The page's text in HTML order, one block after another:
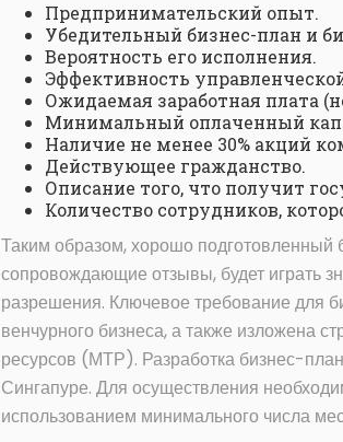
Предпринимательский опыт.
Убедительный бизнес-план и
Вероятность его исполнения.
Эффективность
Ожидаемая заработная плата
Минимальный оплаченный
Наличие не менее 30% акций
Действующее гражданство.
Описание того, что получит
Количество сотрудников,
Таким образом, хорошо подготовленный
сопровождающие отзывы, будет играть
разрешения. Ключевое требование для
венчурного бизнеса, а также изложена
ресурсов (МТР). Разработка бизнес-
Сингапуре. Для осуществления
использованием минимального числа